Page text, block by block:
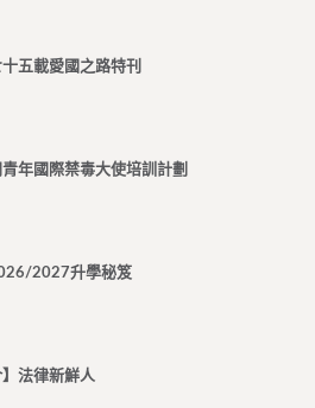
五載愛國之路特刊
年國際禁毒大使培訓計劃
2027升學秘笈
】法律新鮮人